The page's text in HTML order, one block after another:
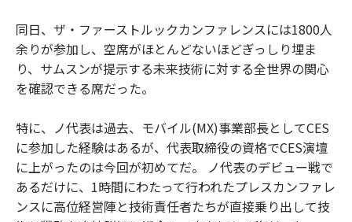
同日、ザ・ファーストルックカンファレンスには1800人
余りが参加し、空席がほとんどないほどぎっしり埋ま
り、サムスンが提示する未来技術に対する全世界の関心
を確認できる席だった。
特に、ノ代表は過去、モバイル(MX)事業部長としてCES
に参加した経験はあるが、代表取締役の資格でCES演壇
に上がったのは今回が初めてだ。 ノ代表のデビュー戦で
あるだけに、1時間にわたって行われたプレスカンファレ
ンスに高位経営陣と技術責任者たちが直接乗り出して技